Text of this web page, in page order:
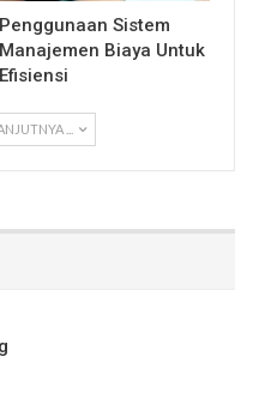
Penggunaan Sistem
Manajemen Biaya Untuk
Efisiensi
...